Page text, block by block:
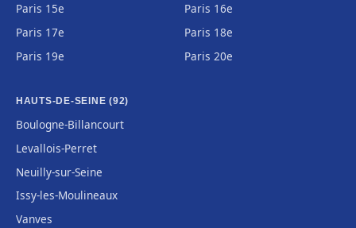
Paris 15e
Paris 16e
Paris 17e
Paris 18e
Paris 19e
Paris 20e
HAUTS-DE-SEINE (92)
Boulogne-Billancourt
Levallois-Perret
Neuilly-sur-Seine
Issy-les-Moulineaux
Vanves